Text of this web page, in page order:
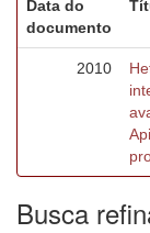
Data do
documento
2010
Busca